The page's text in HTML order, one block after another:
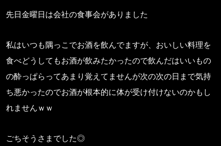
先日金曜日は会社の食事会がありました
私はいつも隅っこでお酒を飲んでますが、おいしい料理を
食べどうしてもお酒が飲みたかったので飲んだはいいもの
の酔っぱらってあまり覚えてませんが次の次の日まで気持
ち悪かったのでお酒が根本的に体が受け付けないのかもし
れませんｗｗ
ごちそうさまでした◎